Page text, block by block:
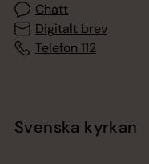
Chatt
Digitalt brev
Telefon 112
Svenska kyrkan